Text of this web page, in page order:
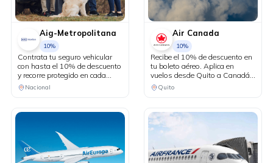
Aig-Metropolitana
10%
Contrata tu seguro vehicular
con hasta el 10% de descuento
y recorre protegido en cada
kilómetro. Adicionalmente,
recibe una revisión vehicular
matriculación de tu auto sin
Nacional
Air Canada
10%
Recibe el 10% de descuento en
tu boleto aéreo. Aplica en
vuelos desde Quito a Canadá y
Estados Unidos en conexión
vía Bogotá.
Quito